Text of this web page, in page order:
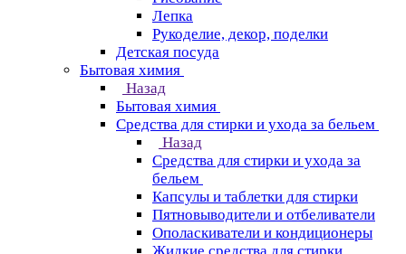
Лепка
Рукоделие, декор, поделки
Детская посуда
Бытовая химия
Назад
Бытовая химия
Средства для стирки и ухода за бельем
Назад
Средства для стирки и ухода за
бельем
Капсулы и таблетки для стирки
Пятновыводители и отбеливатели
Ополаскиватели и кондиционеры